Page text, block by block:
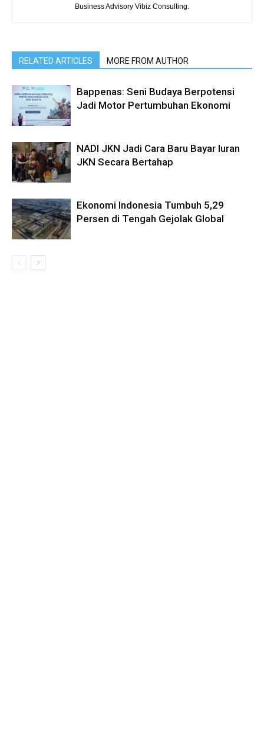
Business Advisory Vibiz Consulting.
RELATED ARTICLES MORE FROM AUTHOR
Bappenas: Seni Budaya Berpotensi
Jadi Motor Pertumbuhan Ekonomi
NADI JKN Jadi Cara Baru Bayar Iuran
JKN Secara Bertahap
Ekonomi Indonesia Tumbuh 5,29
Persen di Tengah Gejolak Global